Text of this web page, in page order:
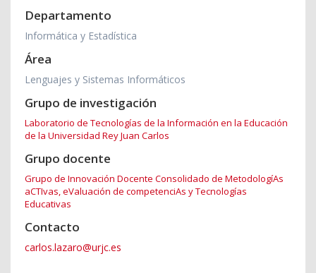
Departamento
Informática y Estadística
Área
Lenguajes y Sistemas Informáticos
Grupo de investigación
Laboratorio de Tecnologías de la Información en la Educación
de la Universidad Rey Juan Carlos
Grupo docente
Grupo de Innovación Docente Consolidado de MetodologíAs
aCTIvas, eValuación de competenciAs y Tecnologías
Educativas
Contacto
carlos.lazaro@urjc.es